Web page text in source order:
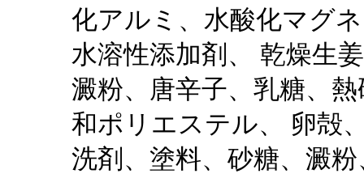
化アルミ、水酸化マグ
水溶性添加剤、 乾燥生
澱粉、唐辛子、乳糖、
和ポリエステル、 卵殻
洗剤、塗料、砂糖、澱